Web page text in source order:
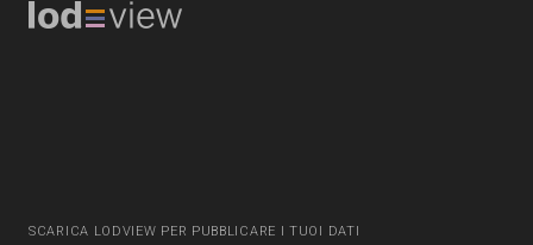
SCARICA LODVIEW PER PUBBLICARE I TUOI DATI